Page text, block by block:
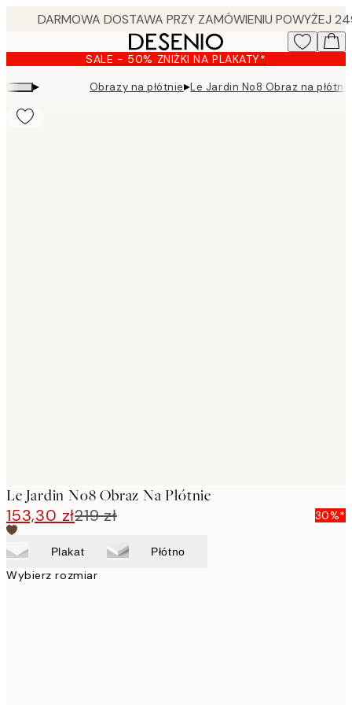
content.
SALE - 50% ZNIŻKI NA PLAKATY*
▸ Obrazy na płótnie▸Le Jardin No8 Obraz na
Le Jardin No8 Obraz Na Płótnie
153,30 zł219 zł 30%*
Plakat Płótno
Wybierz rozmiar